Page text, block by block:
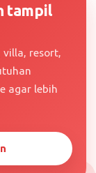
tampil
villa, resort,
agar lebih